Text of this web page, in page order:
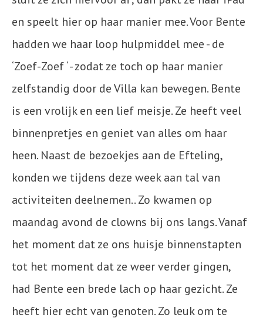
en speelt hier op haar manier mee. Voor Bente
hadden we haar loop hulpmiddel mee - de
‘Zoef-Zoef ‘ - zodat ze toch op haar manier
zelfstandig door de Villa kan bewegen. Bente
is een vrolijk en een lief meisje. Ze heeft veel
binnenpretjes en geniet van alles om haar
heen. Naast de bezoekjes aan de Efteling,
konden we tijdens deze week aan tal van
activiteiten deelnemen.. Zo kwamen op
maandag avond de clowns bij ons langs. Vanaf
het moment dat ze ons huisje binnenstapten
tot het moment dat ze weer verder gingen,
had Bente een brede lach op haar gezicht. Ze
heeft hier echt van genoten. Zo leuk om te